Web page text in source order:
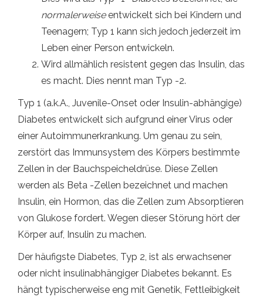
normalerweiseentwickelt sich bei Kindern und
Teenagern; Typ 1 kann sich jedoch jederzeit im
Leben einer Person entwickeln.
Wird allmählich resistent gegen das Insulin, das
es macht. Dies nennt man Typ -2.
Typ 1 (a.k.A., Juvenile-Onset oder Insulin-abhängige)
Diabetes entwickelt sich aufgrund einer Virus oder
einer Autoimmunerkrankung. Um genau zu sein,
zerstört das Immunsystem des Körpers bestimmte
Zellen in der Bauchspeicheldrüse. Diese Zellen
werden als Beta -Zellen bezeichnet und machen
Insulin, ein Hormon, das die Zellen zum Absorptieren
von Glukose fordert. Wegen dieser Störung hört der
Körper auf, Insulin zu machen.
Der häufigste Diabetes, Typ 2, ist als erwachsener
oder nicht insulinabhängiger Diabetes bekannt. Es
hängt typischerweise eng mit Genetik, Fettleibigkeit